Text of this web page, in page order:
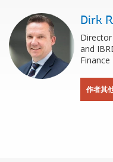
Dirk
and
Finance
作者其